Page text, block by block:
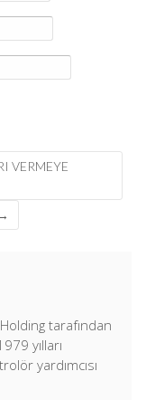
VERMEYE
tarafından
yılları
yardımcısı